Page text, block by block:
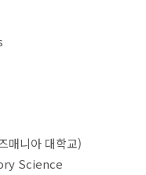
니아 대학교)
Science